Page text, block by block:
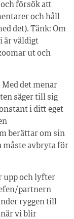
och försök att
och håll
det). Tänk: Om
är väldigt
ut och
Med det menar
säger till sig
i ditt eget
berättar om sin
måste avbryta för
upp och lyfter
partnern
ryggen till
när vi blir